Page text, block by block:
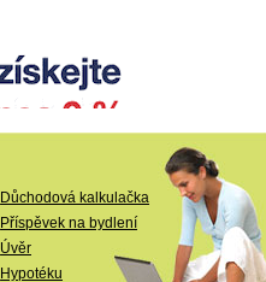
Důchodová kalkulačka
Příspěvek na bydlení
Úvěr
Hypotéku